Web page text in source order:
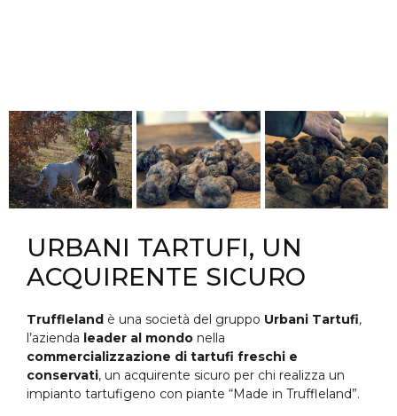
URBANI TARTUFI, UN
ACQUIRENTE SICURO
Truffleland è una società del gruppo Urbani Tartufi,
l’azienda leader al mondo nella
commercializzazione di tartufi freschi e
conservati, un acquirente sicuro per chi realizza un
impianto tartufigeno con piante “Made in Truffleland”.